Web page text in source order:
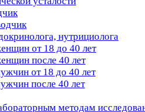
нутрициолога
от 18 до 40 лет
после 40 лет
от 18 до 40 лет
после 40 лет
методам